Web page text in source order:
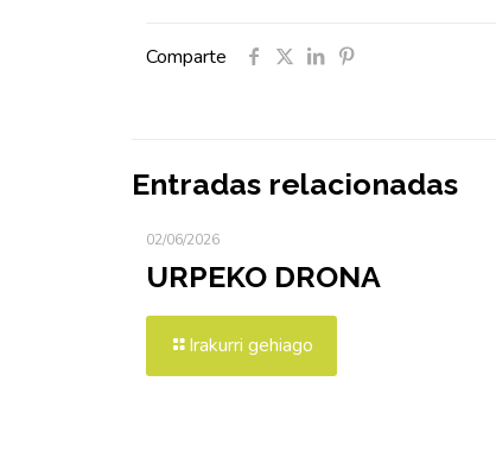
Comparte
Entradas relacionadas
02/06/2026
URPEKO DRONA
Irakurri gehiago